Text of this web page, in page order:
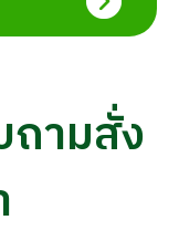
ามสั่ง